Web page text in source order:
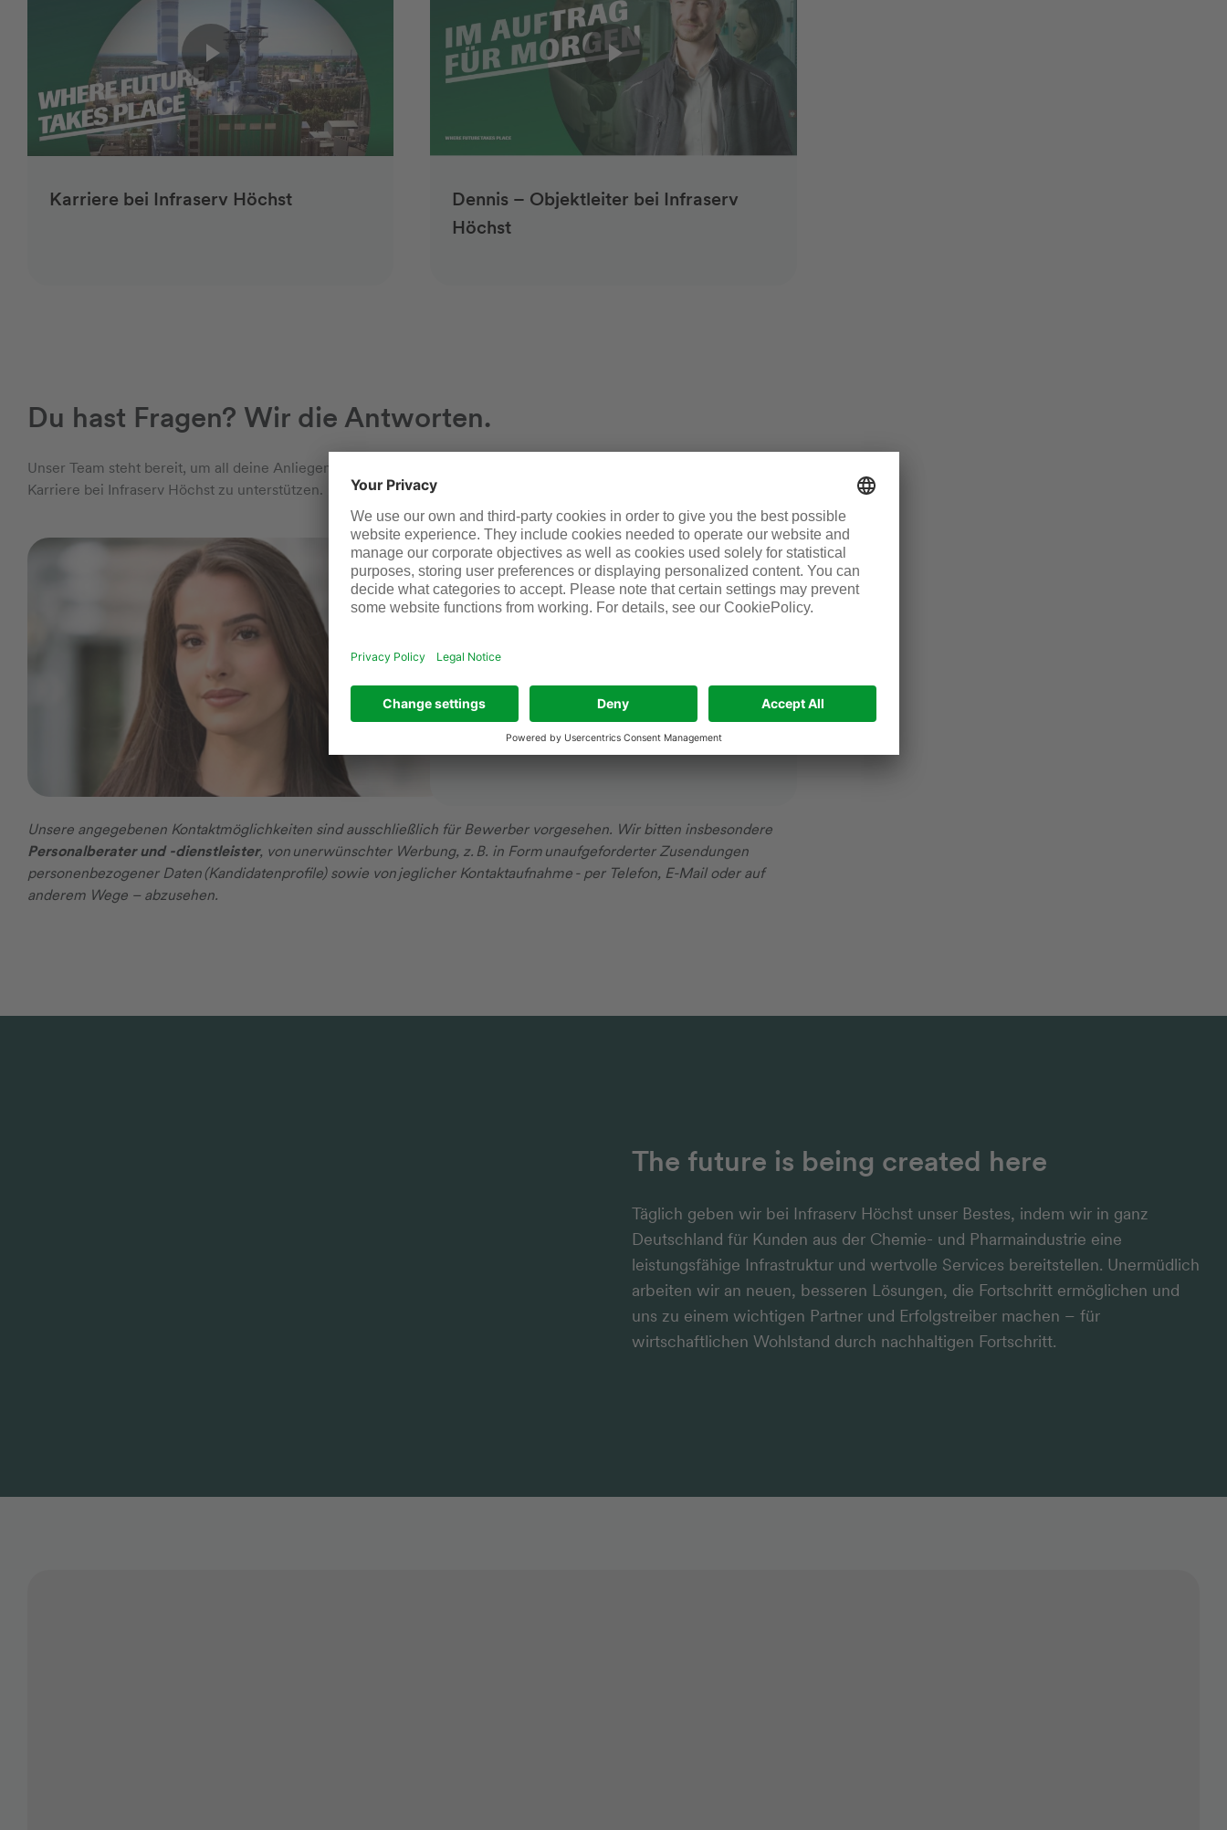
Karriere bei Infraserv Höchst
Dennis – Objektleiter bei Infraserv
Höchst
Du hast Fragen? Wir die Antworten.
Unser Team steht bereit, um all deine Anliegen zu beantworten und dich auf dem Weg zu deiner erfolgreichen
Karriere bei Infraserv Höchst zu unterstützen.
Sudem Kilavuz
Unsere angegebenen Kontaktmöglichkeiten sind ausschließlich für Bewerber vorgesehen. Wir bitten insbesondere
Personalberater und -dienstleister, von unerwünschter Werbung, z. B. in Form unaufgeforderter Zusendungen
personenbezogener Daten (Kandidatenprofile) sowie von jeglicher Kontaktaufnahme - per Telefon, E-Mail oder auf
anderem Wege – abzusehen.
The future is being created here
Täglich geben wir bei Infraserv Höchst unser Bestes, indem wir in ganz
Deutschland für Kunden aus der Chemie- und Pharmaindustrie eine
leistungsfähige Infrastruktur und wertvolle Services bereitstellen. Unermüdlich
arbeiten wir an neuen, besseren Lösungen, die Fortschritt ermöglichen und
uns zu einem wichtigen Partner und Erfolgstreiber machen – für
wirtschaftlichen Wohlstand durch nachhaltigen Fortschritt.